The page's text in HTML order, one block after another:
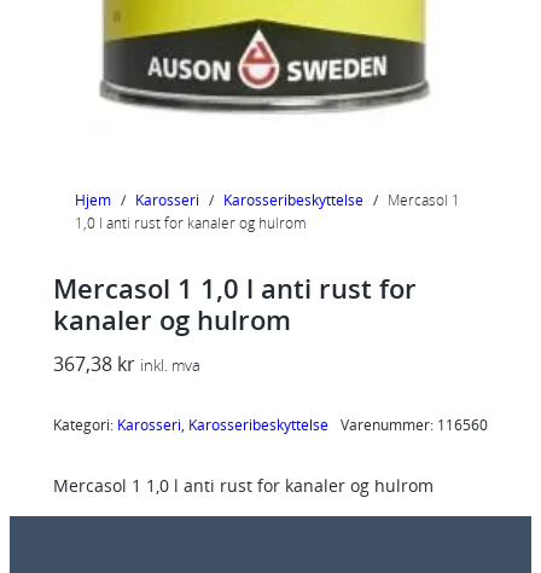
Hjem / Karosseri / Karosseribeskyttelse / Mercasol 1
1,0 l anti rust for kanaler og hulrom
Mercasol 1 1,0 l anti rust for
kanaler og hulrom
367,38 kr inkl. mva
Kategori: Karosseri, Karosseribeskyttelse Varenummer: 116560
Mercasol 1 1,0 l anti rust for kanaler og hulrom